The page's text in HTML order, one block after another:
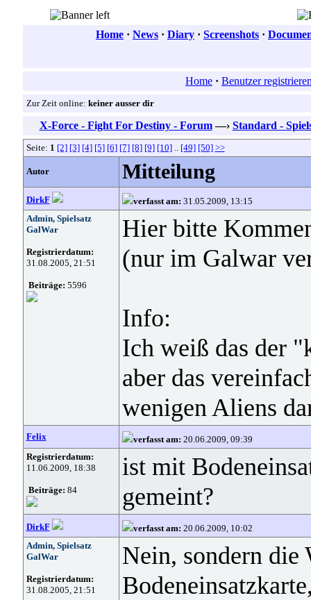
Home · News · Diary · Screenshots ·
Home · Benutzer
Zur Zeit online: keiner ausser dir
X-Force - Fight For Destiny - Forum —› Standard -
Seite: 1 [2] [3] [4] [5] [6] [7] [8] [9] [10].. [49] [50] >>
Autor Mitteilung
DirkF verfasst am: 31.05.2009, 13:15
Admin, Spielsatz
GalWar
Registrierdatum:
31.08.2005, 21:51
Beiträge: 5596
Hier bitte
(nur im Galwar
Info:
Ich weiß das der
aber das
wenigen Aliens
Felix verfasst am: 20.06.2009, 09:39
Registrierdatum:
11.06.2009, 18:38
Beiträge: 84
ist mit
gemeint?
DirkF verfasst am: 20.06.2009, 10:02
Admin, Spielsatz
GalWar
Registrierdatum:
31.08.2005, 21:51
Nein, sondern